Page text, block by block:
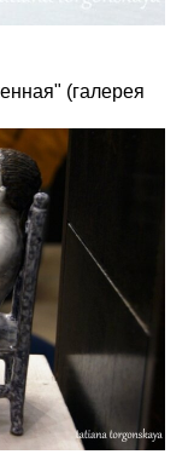
(галерея